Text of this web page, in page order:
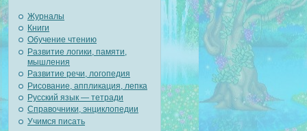
Журналы
Книги
Обучение чтению
Развитие логики, памяти,
мышления
Развитие речи, логопедия
Рисование, аппликация, лепка
Русский язык — тетради
Справочники, энциклопедии
Учимся писать